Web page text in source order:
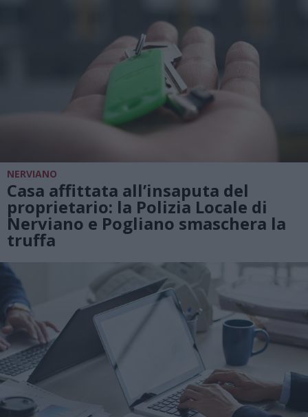
NERVIANO
Casa affittata all’insaputa del
proprietario: la Polizia Locale di
Nerviano e Pogliano smaschera la
truffa